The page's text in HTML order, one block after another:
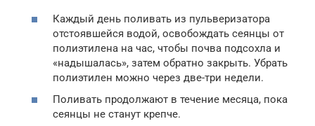
Каждый день поливать из пульверизатора
отстоявшейся водой, освобождать сеянцы от
полиэтилена на час, чтобы почва подсохла и
«надышалась», затем обратно закрыть. Убрать
полиэтилен можно через две-три недели.
Поливать продолжают в течение месяца, пока
сеянцы не станут крепче.